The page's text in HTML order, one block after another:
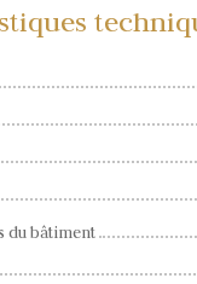
du bâtiment